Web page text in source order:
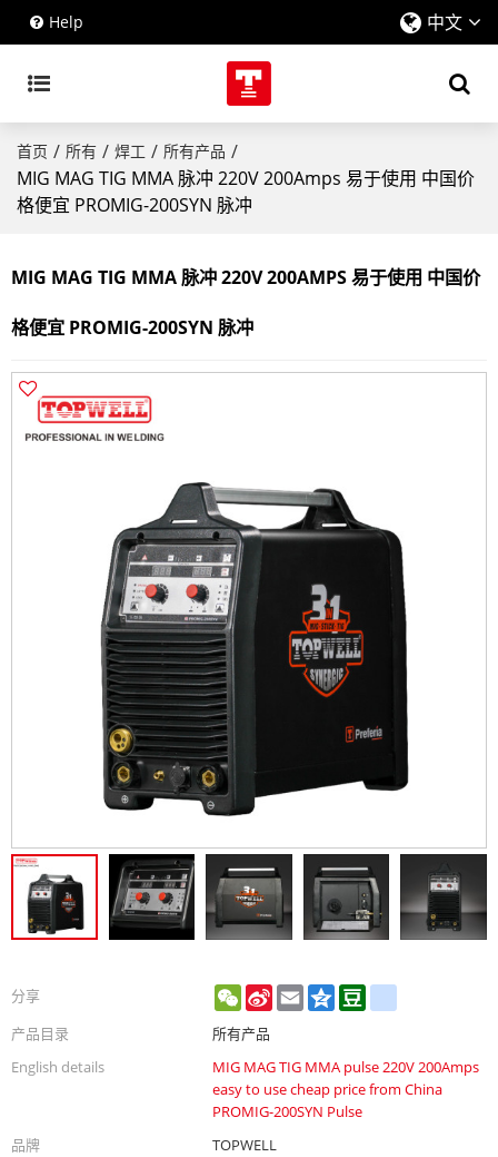
Help 中文
首页 / 所有 / 焊工 / 所有产品 /
MIG MAG TIG MMA 脉冲 220V 200Amps 易于使用 中国价
格便宜 PROMIG-200SYN 脉冲
MIG MAG TIG MMA 脉冲 220V 200AMPS 易于使用 中国价
格便宜 PROMIG-200SYN 脉冲
分享 WeChat
Sina
Weibo
Email Qzone
产品目录
所有产品
English details
MIG MAG TIG MMA pulse 220V 200Amps
easy to use cheap price from China
PROMIG-200SYN Pulse
品牌
TOPWELL